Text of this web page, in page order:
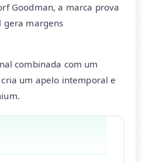
Goodman, a marca prova
gera margens
combinada com um
um apelo intemporal e